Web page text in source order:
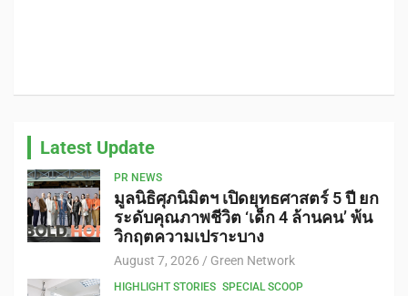
Latest Update
PR NEWS
มูลนิธิศุภนิมิตฯ เปิดยุทธศาสตร์ 5 ปี ยก
ระดับคุณภาพชีวิต ‘เด็ก 4 ล้านคน’ พ้น
วิกฤตความเปราะบาง
August 7, 2026 Green Network
HIGHLIGHT STORIES SPECIAL SCOOP